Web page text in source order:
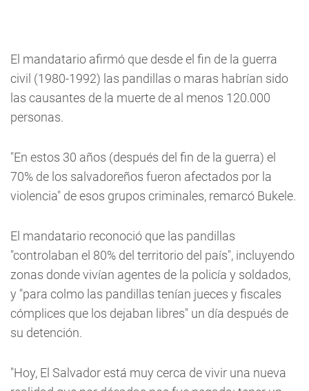
El mandatario afirmó que desde el fin de la guerra
civil (1980-1992) las pandillas o maras habrían sido
las causantes de la muerte de al menos 120.000
personas.
"En estos 30 años (después del fin de la guerra) el
70% de los salvadoreños fueron afectados por la
violencia" de esos grupos criminales, remarcó Bukele.
El mandatario reconoció que las pandillas
"controlaban el 80% del territorio del país", incluyendo
zonas donde vivían agentes de la policía y soldados,
y "para colmo las pandillas tenían jueces y fiscales
cómplices que los dejaban libres" un día después de
su detención.
"Hoy, El Salvador está muy cerca de vivir una nueva